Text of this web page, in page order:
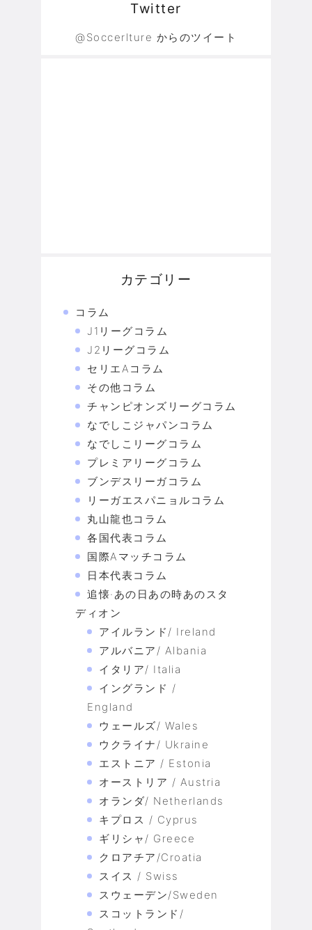
Twitter
@Soccerlture からのツイート
カテゴリー
コラム
J1リーグコラム
J2リーグコラム
セリエAコラム
その他コラム
チャンピオンズリーグコラム
なでしこジャパンコラム
なでしこリーグコラム
プレミアリーグコラム
ブンデスリーガコラム
リーガエスパニョルコラム
丸山龍也コラム
各国代表コラム
国際Aマッチコラム
日本代表コラム
追懐·あの日あの時あのスタ
ディオン
アイルランド/ Ireland
アルバニア/ Albania
イタリア/ Italia
イングランド /
England
ウェールズ/ Wales
ウクライナ/ Ukraine
エストニア / Estonia
オーストリア / Austria
オランダ/ Netherlands
キプロス / Cyprus
ギリシャ/ Greece
クロアチア/Croatia
スイス / Swiss
スウェーデン/Sweden
スコットランド/